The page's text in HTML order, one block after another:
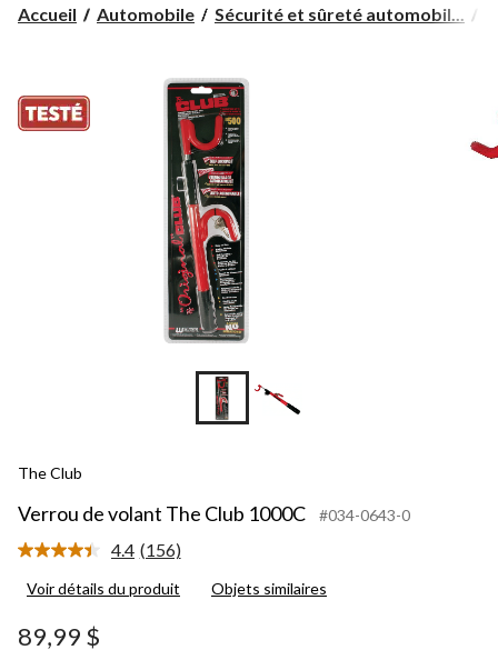
Accueil Automobile Sécurité et sûreté automobil...
The Club
Verrou de volant The Club 1000C #034-0643-0
4.4 Lire
156
(156)
Voir détails du produit Objets similaires
89,99 $